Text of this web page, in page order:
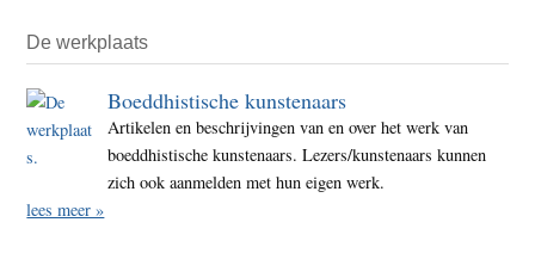
De werkplaats
Boeddhistische kunstenaars
Artikelen en beschrijvingen van en over het werk van
boeddhistische kunstenaars. Lezers/kunstenaars kunnen
zich ook aanmelden met hun eigen werk.
lees meer »